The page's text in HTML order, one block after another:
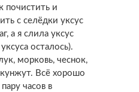
почистить и
с селёдки уксус
а я слила уксус
осталось).
морковь, чеснок,
Всё хорошо
часов в